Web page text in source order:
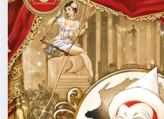
Экскурсии
Спорт
События
Города